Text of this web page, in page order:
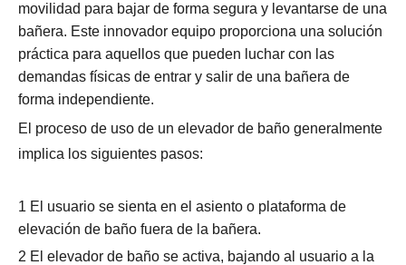
movilidad para bajar de forma segura y levantarse de una
bañera. Este innovador equipo proporciona una solución
práctica para aquellos que pueden luchar con las
demandas físicas de entrar y salir de una bañera de
forma independiente.
El proceso de uso de un elevador de baño generalmente
implica los siguientes pasos:
1 El usuario se sienta en el asiento o plataforma de
elevación de baño fuera de la bañera.
2 El elevador de baño se activa, bajando al usuario a la